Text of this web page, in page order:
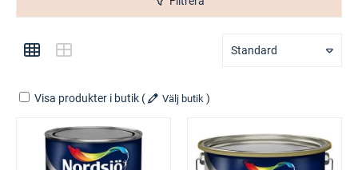
Standard
Visa produkter i butik ( Välj butik )